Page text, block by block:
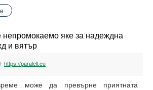
непромокаемо яке за надеждна
и вятър
https://paralell.eu
може да превърне приятната